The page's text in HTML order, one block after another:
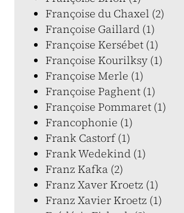
Françoise du Chaxel (2)
Françoise Gaillard (1)
Françoise Kersébet (1)
Françoise Kourilksy (1)
Françoise Merle (1)
Françoise Paghent (1)
Françoise Pommaret (1)
Francophonie (1)
Frank Castorf (1)
Frank Wedekind (1)
Franz Kafka (2)
Franz Xaver Kroetz (1)
Franz Xavier Kroetz (1)